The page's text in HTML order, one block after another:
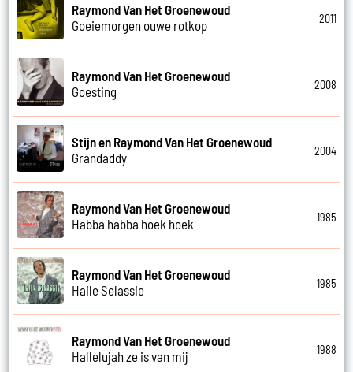
Raymond Van Het Groenewoud
Goeiemorgen ouwe rotkop
2011
Raymond Van Het Groenewoud
Goesting
2008
Stijn en Raymond Van Het Groenewoud
Grandaddy
2004
Raymond Van Het Groenewoud
Habba habba hoek hoek
1985
Raymond Van Het Groenewoud
Haile Selassie
1985
Raymond Van Het Groenewoud
Hallelujah ze is van mij
1988